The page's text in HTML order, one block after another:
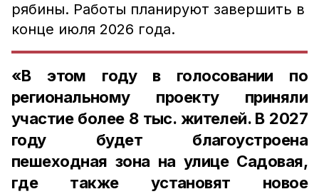
рябины. Работы планируют завершить в
конце июля 2026 года.
«В этом году в голосовании по
региональному проекту приняли
участие более 8 тыс. жителей. В 2027
году будет благоустроена
пешеходная зона на улице Садовая,
где также установят новое